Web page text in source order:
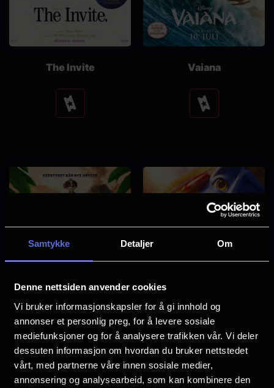
Samtykke Detaljer Om
Denne nettsiden anvender cookies
Vi bruker informasjonskapsler for å gi innhold og
annonser et personlig preg, for å levere sosiale
mediefunksjoner og for å analysere trafikken vår. Vi deler
dessuten informasjon om hvordan du bruker nettstedet
vårt, med partnerne våre innen sosiale medier,
annonsering og analysearbeid, som kan kombinere den
The Invite
Se
tider
Vaiana
Se
tider
Paw Patrol: Dinofilmen Superhunden Charlie